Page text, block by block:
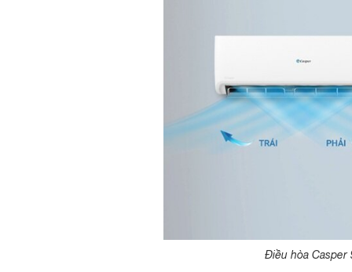
Điều hòa Casper